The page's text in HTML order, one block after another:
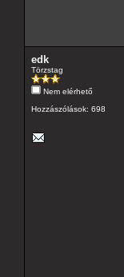
edk
Törzstag
Nem elérhető
Hozzászólások: 698